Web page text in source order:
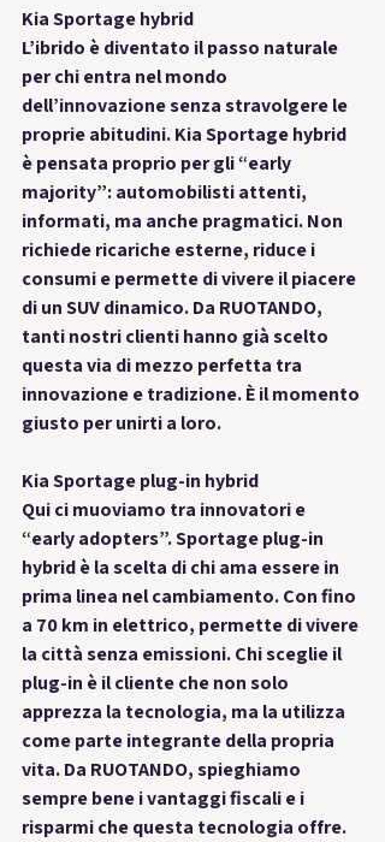
Kia Sportage hybrid
L’ibrido è diventato il passo naturale
per chi entra nel mondo
dell’innovazione senza stravolgere le
proprie abitudini. Kia Sportage hybrid
è pensata proprio per gli “early
majority”: automobilisti attenti,
informati, ma anche pragmatici. Non
richiede ricariche esterne, riduce i
consumi e permette di vivere il piacere
di un SUV dinamico. Da RUOTANDO,
tanti nostri clienti hanno già scelto
questa via di mezzo perfetta tra
innovazione e tradizione. È il momento
giusto per unirti a loro.
Kia Sportage plug-in hybrid
Qui ci muoviamo tra innovatori e
“early adopters”. Sportage plug-in
hybrid è la scelta di chi ama essere in
prima linea nel cambiamento. Con fino
a 70 km in elettrico, permette di vivere
la città senza emissioni. Chi sceglie il
plug-in è il cliente che non solo
apprezza la tecnologia, ma la utilizza
come parte integrante della propria
vita. Da RUOTANDO, spieghiamo
sempre bene i vantaggi fiscali e i
risparmi che questa tecnologia offre.